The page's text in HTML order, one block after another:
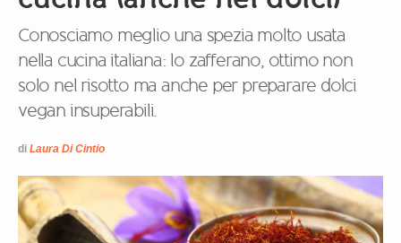
Conosciamo meglio una spezia molto usata
nella cucina italiana: lo zafferano, ottimo non
solo nel risotto ma anche per preparare dolci
vegan insuperabili.
di Laura Di Cintio